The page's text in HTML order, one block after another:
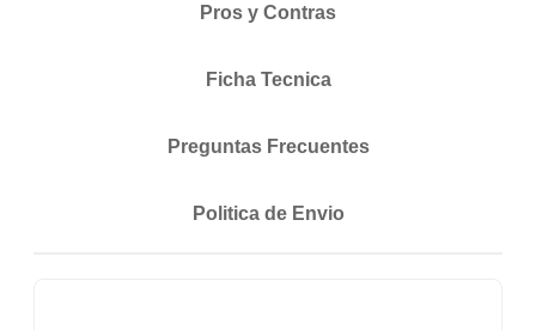
Pros y Contras
Ficha Tecnica
Preguntas Frecuentes
Politica de Envio